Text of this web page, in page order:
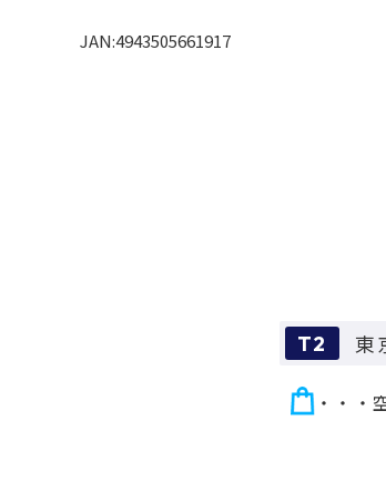
JAN:4943505661917
T2 東
・・・